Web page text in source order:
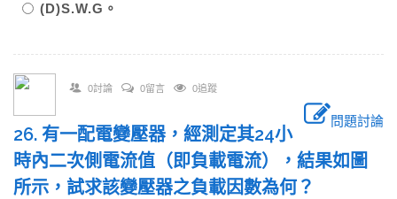
(D)S.W.G。
0討論 0留言 0追蹤
問題討論
26. 有一配電變壓器，經測定其24小
時內二次側電流值（即負載電流），結果如圖
所示，試求該變壓器之負載因數為何？